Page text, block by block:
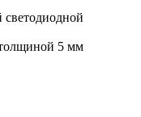
светодиодной
5 мм